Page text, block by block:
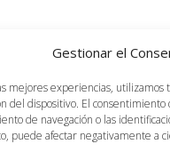
Gestionar el
mejores experiencias, utilizamos
del dispositivo. El
de navegación o las
puede afectar negativamente a
– La
Pasteur, 47, Málaga,